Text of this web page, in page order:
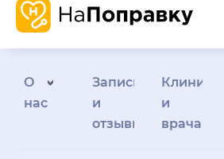
О
нас
Запись
и
отзывы
и
врачам